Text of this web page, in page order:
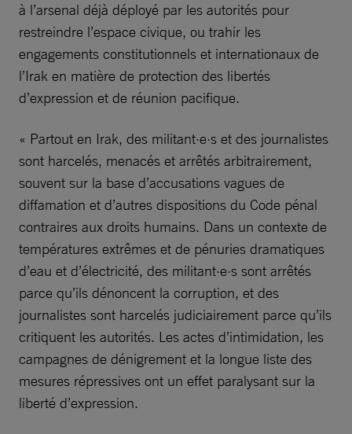
à l’arsenal déjà déployé par les autorités pour
restreindre l’espace civique, ou trahir les
engagements constitutionnels et internationaux de
l’Irak en matière de protection des libertés
d’expression et de réunion pacifique.
« Partout en Irak, des militant·e·s et des journalistes
sont harcelés, menacés et arrêtés arbitrairement,
souvent sur la base d’accusations vagues de
diffamation et d’autres dispositions du Code pénal
contraires aux droits humains. Dans un contexte de
températures extrêmes et de pénuries dramatiques
d’eau et d’électricité, des militant·e·s sont arrêtés
parce qu’ils dénoncent la corruption, et des
journalistes sont harcelés judiciairement parce qu’ils
critiquent les autorités. Les actes d’intimidation, les
campagnes de dénigrement et la longue liste des
mesures répressives ont un effet paralysant sur la
liberté d’expression.